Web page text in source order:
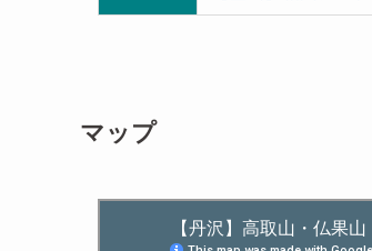
マップ